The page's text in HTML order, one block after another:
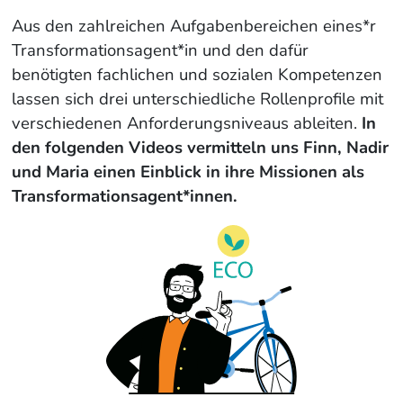
Aus den zahlreichen Aufgabenbereichen eines*r
Transformationsagent*in und den dafür
benötigten fachlichen und sozialen Kompetenzen
lassen sich drei unterschiedliche Rollenprofile mit
verschiedenen Anforderungsniveaus ableiten. In
den folgenden Videos vermitteln uns Finn, Nadir
und Maria einen Einblick in ihre Missionen als
Transformationsagent*innen.